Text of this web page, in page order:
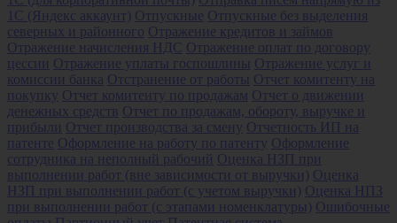
1С (Яндекс аккаунт) Отпускные Отпускные без выделения
северных и районного Отражение кредитов и займов
Отражение начисления НДС
Отражение оплат по договору
цессии Отражение уплаты госпошлины Отражение услуг и
комиссии банка Отстранение от работы Отчет комитенту на
покупку Отчет комитенту по продажам Отчет о движении
денежных средств Отчет по продажам, обороту, выручке и
прибыли Отчет производства за смену Отчетность ИП на
патенте Оформление на работу по патенту Оформление
сотрудника на неполный рабочий Оценка НЗП при
выполнении работ (вне зависимости от выручки) Оценка
НЗП при выполнении работ (с учетом выручки) Оценка НПЗ
при выполнении работ (с этапами номенклатуры) Ошибочные